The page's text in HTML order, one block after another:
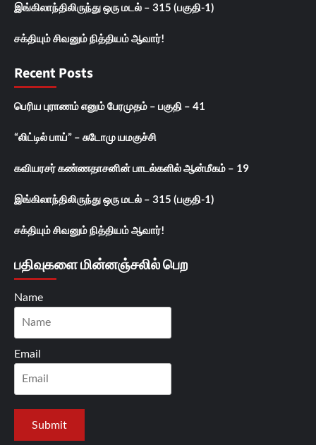
இங்கிலாந்திலிருந்து ஒரு மடல் – 315 (பகுதி-1)
சக்தியும் சிவனும் நித்தியம் ஆவார்!
Recent Posts
பெரிய புராணம் எனும் பேரமுதம் – பகுதி – 41
“லிட்டில் பாய்” – சுடோமு யமகுச்சி
கவியரசர் கண்ணதாசனின் பாடல்களில் ஆன்மீகம் – 19
இங்கிலாந்திலிருந்து ஒரு மடல் – 315 (பகுதி-1)
சக்தியும் சிவனும் நித்தியம் ஆவார்!
பதிவுகளை மின்னஞ்சலில் பெற
Name
Email